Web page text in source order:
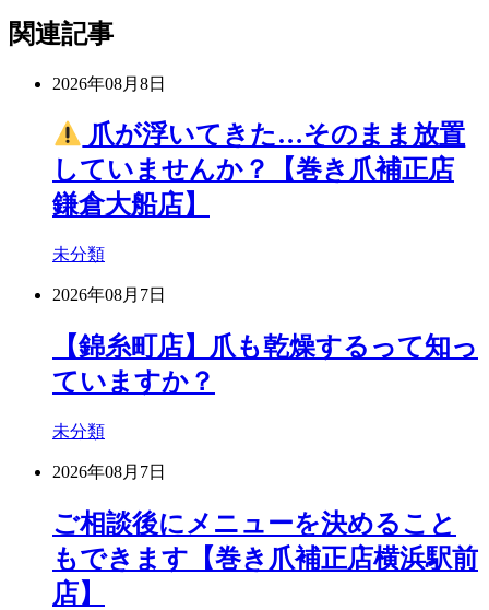
関連記事
2026年08月8日
爪が浮いてきた…そのまま放置
していませんか？【巻き爪補正店
鎌倉大船店】
未分類
2026年08月7日
【錦糸町店】爪も乾燥するって知っ
ていますか？
未分類
2026年08月7日
ご相談後にメニューを決めること
もできます【巻き爪補正店横浜駅前
店】